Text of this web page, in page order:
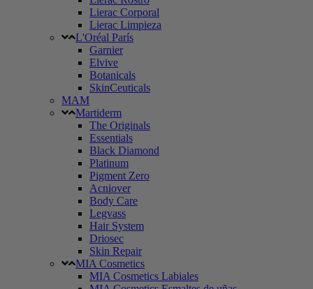
Lierac Corporal
Lierac Limpieza
L'Oréal París
Garnier
Elvive
Botanicals
SkinCeuticals
MAM
Martiderm
The Originals
Essentials
Black Diamond
Platinum
Pigment Zero
Acniover
Body Care
Legvass
Hair System
Driosec
Skin Repair
MIA Cosmetics
MIA Cosmetics Labiales